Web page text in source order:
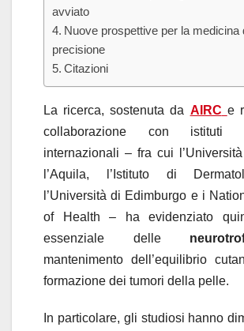
avviato
Nuove prospettive per la medicina
precisione
Citazioni
La ricerca, sostenuta da AIRC e
collaborazione con
internazionali – fra cui
l’Aquila, l’Istituto di
l’Università di Edimburgo e i
of Health – ha evidenziato
essenziale delle
mantenimento dell’equilibrio
formazione dei tumori della pelle.
In particolare, gli studiosi hanno